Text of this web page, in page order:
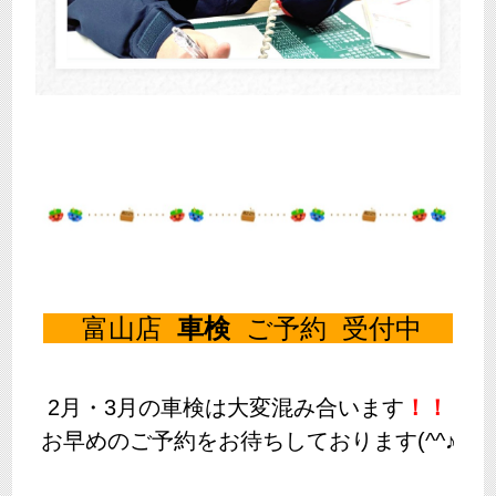
富山店 車検 ご予約 受付中
2月・3月の車検は大変混み合います ！！
お早めのご予約をお待ちしております(^^♪